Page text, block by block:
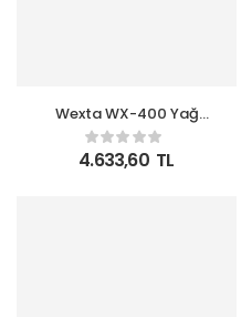
Wexta WX-400 Yağ
Yeşili 3lü Set Valiz
4.633,60 TL